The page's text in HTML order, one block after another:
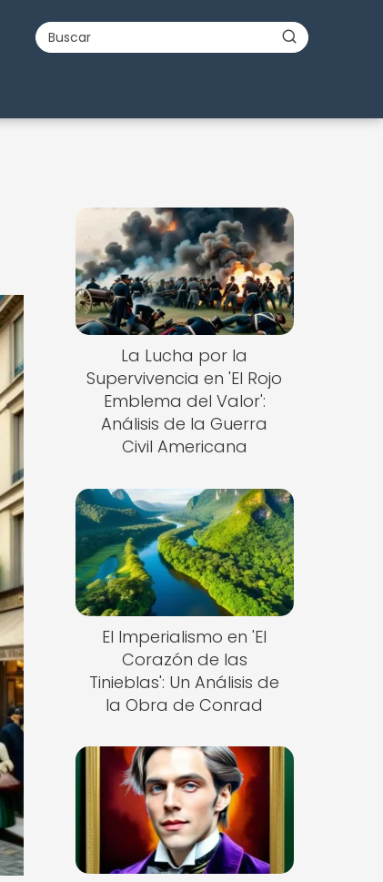
La Lucha por la
Supervivencia en 'El Rojo
Emblema del Valor':
Análisis de la Guerra
Civil Americana
El Imperialismo en 'El
Corazón de las
Tinieblas': Un Análisis de
la Obra de Conrad